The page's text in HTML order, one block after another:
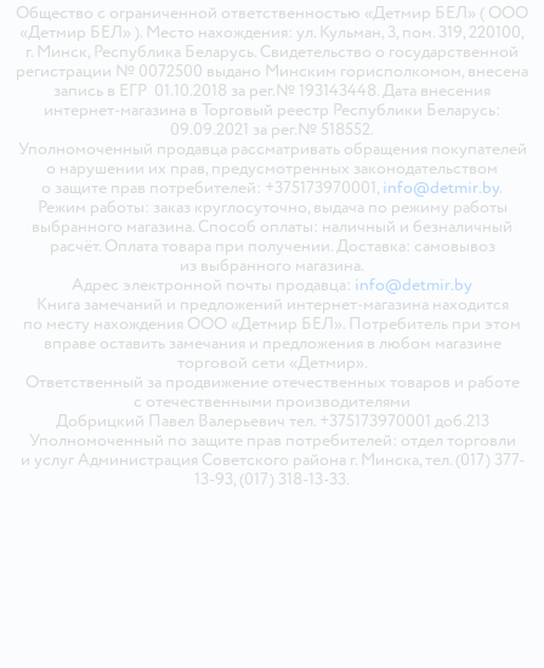
Общество с ограниченной ответственностью «Детмир БЕЛ» ( ООО
«Детмир БЕЛ» ). Место нахождения: ул. Кульман, 3, пом. 319, 220100,
г. Минск, Республика Беларусь. Свидетельство о государственной
регистрации № 0072500 выдано Минским горисполкомом, внесена
запись в ЕГР 01.10.2018 за рег.№ 193143448. Дата внесения
интернет-магазина в Торговый реестр Республики Беларусь:
09.09.2021 за рег.№ 518552.
Уполномоченный продавца рассматривать обращения покупателей
о нарушении их прав, предусмотренных законодательством
о защите прав потребителей: +375173970001, info@detmir.by.
Режим работы: заказ круглосуточно, выдача по режиму работы
выбранного магазина. Способ оплаты: наличный и безналичный
расчёт. Оплата товара при получении. Доставка: самовывоз
из выбранного магазина.
Адрес электронной почты продавца: info@detmir.by
Книга замечаний и предложений интернет-магазина находится
по месту нахождения ООО «Детмир БЕЛ». Потребитель при этом
вправе оставить замечания и предложения в любом магазине
торговой сети «Детмир».
Ответственный за продвижение отечественных товаров и работе
с отечественными производителями
Добрицкий Павел Валерьевич тел. +375173970001 доб.213
Уполномоченный по защите прав потребителей: отдел торговли
и услуг Администрация Советского района г. Минска, тел. (017) 377-
13-93, (017) 318-13-33.